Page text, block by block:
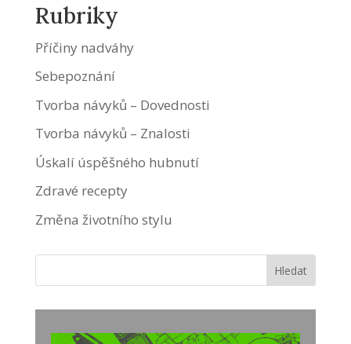
Rubriky
Příčiny nadváhy
Sebepoznání
Tvorba návyků – Dovednosti
Tvorba návyků – Znalosti
Úskalí úspěšného hubnutí
Zdravé recepty
Změna životního stylu